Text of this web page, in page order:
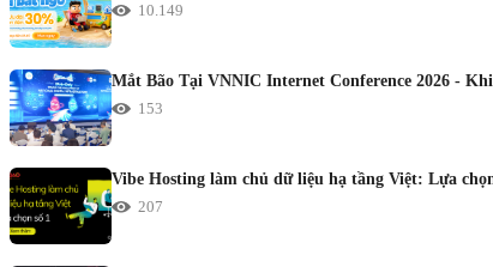
10.149
Mắt Bão Tại VNNIC Internet Conference 2026 -
153
Vibe Hosting làm chủ dữ liệu hạ tầng Việt: Lựa
207